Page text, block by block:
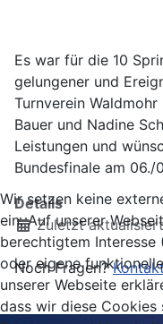
Es war für die 10
gelungener und
Turnverein
Bauer und Nadine
Leistungen und
Bundesfinale am 06./
Details
Zuletzt
Noch Fragen?
Wir setzen keine
ein. Auf unserer
berechtigtem Interesse
oder eigene
unserer Webseite
dass wir diese